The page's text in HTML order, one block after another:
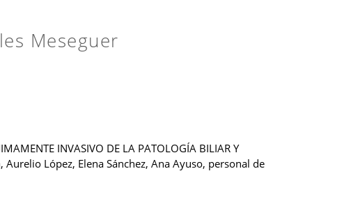
Meseguer
INVASIVO DE LA PATOLOGÍA BILIAR Y
Aurelio López, Elena Sánchez, Ana Ayuso, personal de